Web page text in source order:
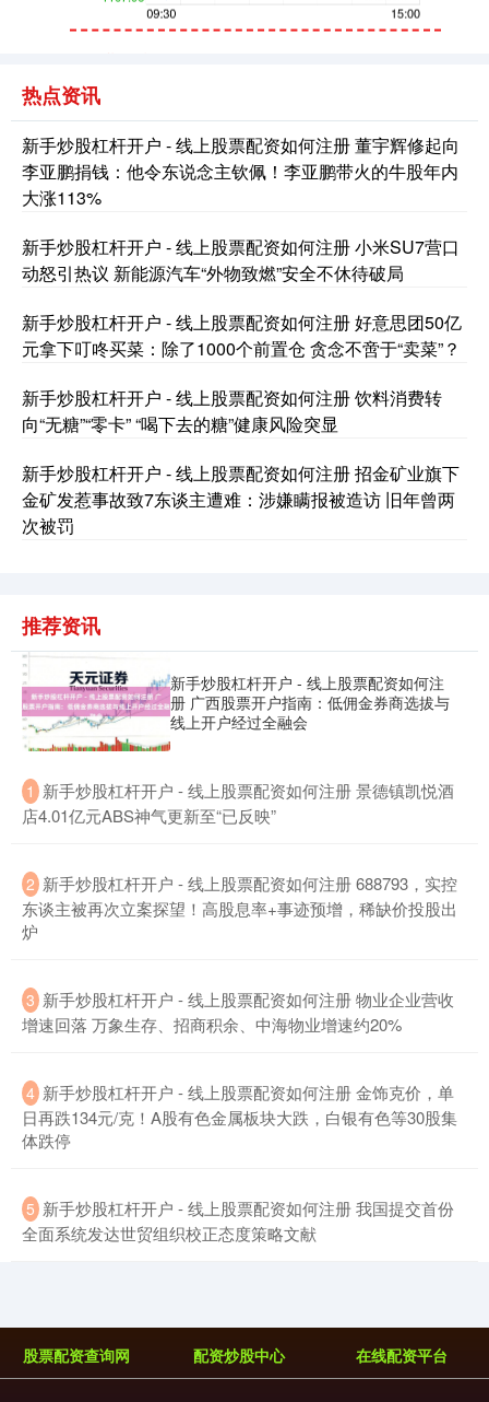
创业板指 3563.12 +47.56 +1.35%
基金指数 7242.10 +12.30 +0.17%
国债指数 229.69 +0.10 +0.04%
期指IC0
上证综指 3940.04 +39.68 +1.02%
深证成指 14311.01 +200.89
热点资讯
新手炒股杠杆开户 - 线上股票配资如何注册 董宇辉修起向
李亚鹏捐钱：他令东说念主钦佩！李亚鹏带火的牛股年内
大涨113%
新手炒股杠杆开户 - 线上股票配资如何注册 小米SU7营口
动怒引热议 新能源汽车“外物致燃”安全不休待破局
新手炒股杠杆开户 - 线上股票配资如何注册 好意思团50亿
元拿下叮咚买菜：除了1000个前置仓 贪念不啻于“卖菜”？
新手炒股杠杆开户 - 线上股票配资如何注册 饮料消费转
向“无糖”“零卡” “喝下去的糖”健康风险突显
新手炒股杠杆开户 - 线上股票配资如何注册 招金矿业旗下
金矿发惹事故致7东谈主遭难：涉嫌瞒报被造访 旧年曾两
次被罚
推荐资讯
新手炒股杠杆开户 - 线上股票配资如何注
册 广西股票开户指南：低佣金券商选拔与
线上开户经过全融会
1 ​新手炒股杠杆开户 - 线上股票配资如何注册 景德镇凯悦酒
店4.01亿元ABS神气更新至“已反映”
2 ​新手炒股杠杆开户 - 线上股票配资如何注册 688793，实控
东谈主被再次立案探望！高股息率+事迹预增，稀缺价投股出
炉
3 ​新手炒股杠杆开户 - 线上股票配资如何注册 物业企业营收
增速回落 万象生存、招商积余、中海物业增速约20%
4 ​新手炒股杠杆开户 - 线上股票配资如何注册 金饰克价，单
日再跌134元/克！A股有色金属板块大跌，白银有色等30股集
体跌停
5 ​新手炒股杠杆开户 - 线上股票配资如何注册 我国提交首份
全面系统发达世贸组织校正态度策略文献
股票配资查询网 配资炒股中心 在线配资平台